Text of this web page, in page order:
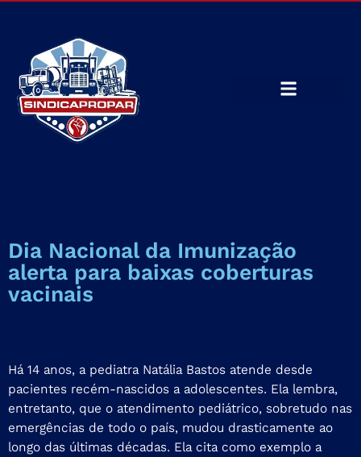
Dia Nacional da Imunização
alerta para baixas coberturas
vacinais
Há 14 anos, a pediatra Natália Bastos atende desde
pacientes recém-nascidos a adolescentes. Ela lembra,
entretanto, que o atendimento pediátrico, sobretudo nas
emergências de todo o país, mudou drasticamente ao
longo das últimas décadas. Ela cita como exemplo a